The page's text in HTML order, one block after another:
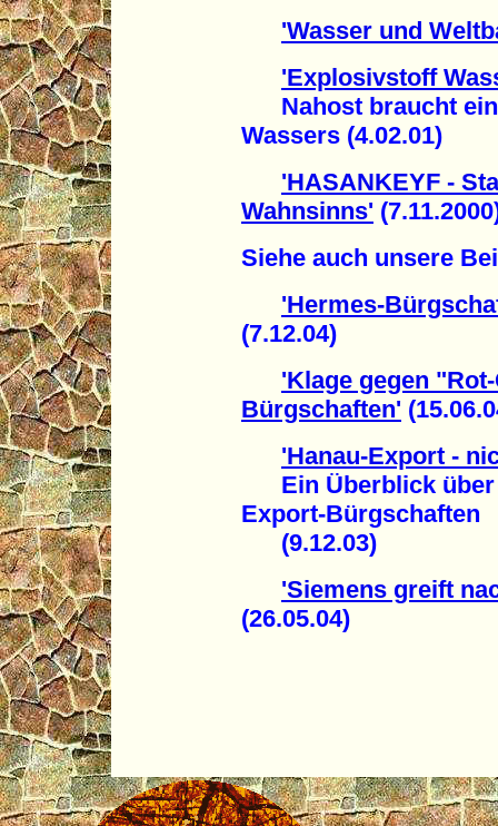
'Wasser und
'Explosivstoff
Nahost braucht
Wassers (4.02.01)
'HASANKEYF -
Wahnsinns'
Siehe auch unsere
'Hermes-
(7.12.04)
'Klage gegen
Bürgschaften'
'Hanau-Export -
Ein Überblick über
Export-Bürgschaften
(9.12.03)
'Siemens greift
(26.05.04)